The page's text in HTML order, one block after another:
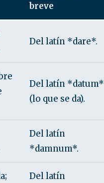
breve
Del latín *dare*.
Del latín *datum*
(lo que se da).
Del latín
*damnum*.
Del latín